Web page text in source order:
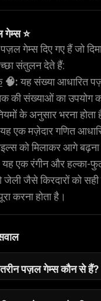
गेम्स ⭐
गेम्स दिए गए हैं जो
संतुलन देते हैं:
🧠:यह संख्या आधारित
की संख्याओं का उपयोग
के अनुसार भरना होता
यह एक मज़ेदार गणित
को मिलाकर आगे बढ़ना
यह एक रंगीन और हल्का-
जैसे किरदारों को
करना होता है।
पज़ल गेम्स कौन से हैं?
गेम्स ढूंढ रहे हैं, तो